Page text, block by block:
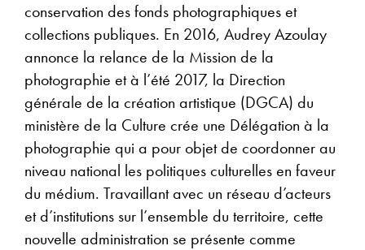
conservation des fonds photographiques et
collections publiques. En 2016, Audrey Azoulay
annonce la relance de la Mission de la
photographie et à l’été 2017, la Direction
générale de la création artistique (DGCA) du
ministère de la Culture crée une Délégation à la
photographie qui a pour objet de coordonner au
niveau national les politiques culturelles en faveur
du médium. Travaillant avec un réseau d’acteurs
et d’institutions sur l’ensemble du territoire, cette
nouvelle administration se présente comme